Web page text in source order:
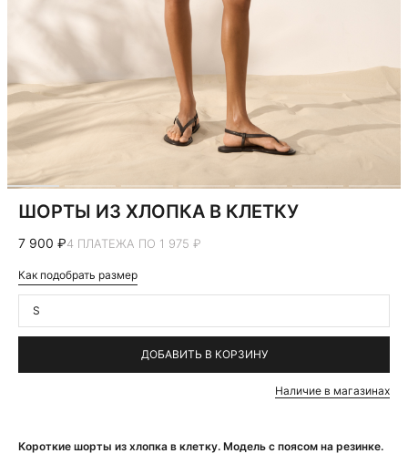
Короткие шорты из хлопка в клетку. Модель с поясом на резинке.
ШОРТЫ ИЗ ХЛОПКА В КЛЕТКУ
7 900 ₽4 ПЛАТЕЖА ПО 1 975 ₽
Как подобрать размер
S
ДОБАВИТЬ В КОРЗИНУ
Наличие в магазинах